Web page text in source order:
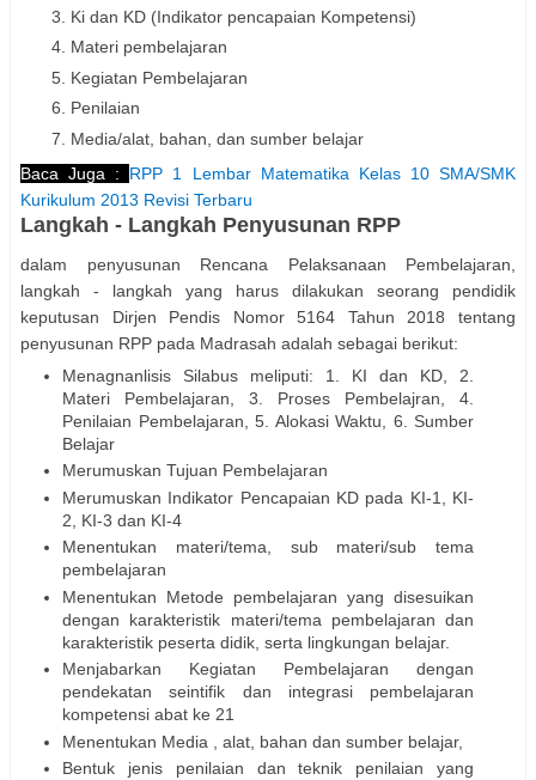
Ki dan KD (Indikator pencapaian Kompetensi)
Materi pembelajaran
Kegiatan Pembelajaran
Penilaian
Media/alat, bahan, dan sumber belajar
Baca Juga : RPP 1 Lembar Matematika Kelas 10 SMA/SMK
Kurikulum 2013 Revisi Terbaru
Langkah - Langkah Penyusunan RPP
dalam penyusunan Rencana Pelaksanaan Pembelajaran,
langkah - langkah yang harus dilakukan seorang pendidik
keputusan Dirjen Pendis Nomor 5164 Tahun 2018 tentang
penyusunan RPP pada Madrasah adalah sebagai berikut:
Menagnanlisis Silabus meliputi: 1. KI dan KD, 2.
Materi Pembelajaran, 3. Proses Pembelajran, 4.
Penilaian Pembelajaran, 5. Alokasi Waktu, 6. Sumber
Belajar
Merumuskan Tujuan Pembelajaran
Merumuskan Indikator Pencapaian KD pada KI-1, KI-
2, KI-3 dan KI-4
Menentukan materi/tema, sub materi/sub tema
pembelajaran
Menentukan Metode pembelajaran yang disesuikan
dengan karakteristik materi/tema pembelajaran dan
karakteristik peserta didik, serta lingkungan belajar.
Menjabarkan Kegiatan Pembelajaran dengan
pendekatan seintifik dan integrasi pembelajaran
kompetensi abat ke 21
Menentukan Media , alat, bahan dan sumber belajar,
Bentuk jenis penilaian dan teknik penilaian yang